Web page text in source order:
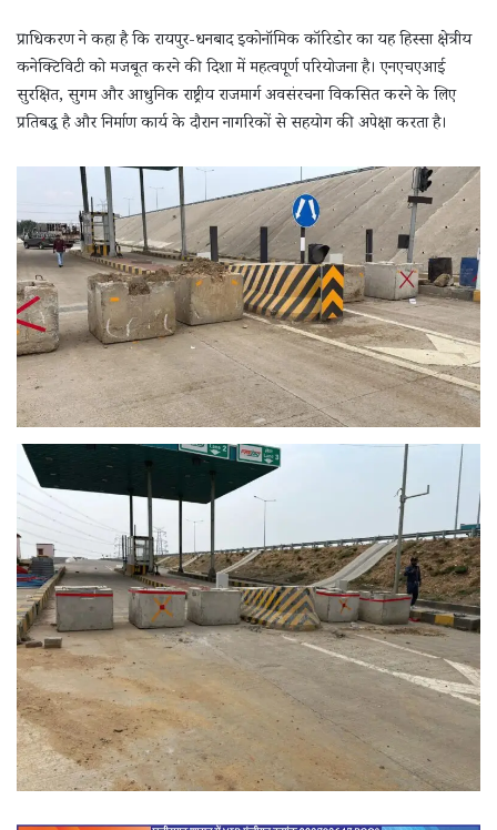
प्राधिकरण ने कहा है कि रायपुर-धनबाद इकोनॉमिक कॉरिडोर का यह हिस्सा क्षेत्रीय
कनेक्टिविटी को मजबूत करने की दिशा में महत्वपूर्ण परियोजना है। एनएचएआई
सुरक्षित, सुगम और आधुनिक राष्ट्रीय राजमार्ग अवसंरचना विकसित करने के लिए
प्रतिबद्ध है और निर्माण कार्य के दौरान नागरिकों से सहयोग की अपेक्षा करता है।